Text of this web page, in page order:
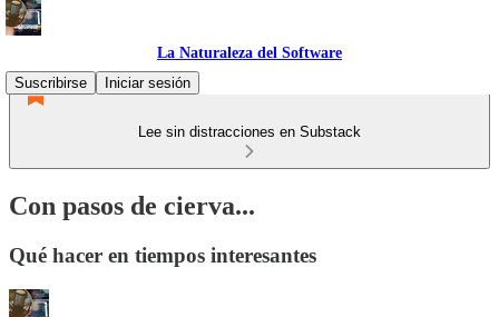
La Naturaleza del Software
Suscribirse
Iniciar sesión
Lee sin distracciones en Substack
Con pasos de cierva...
Qué hacer en tiempos interesantes